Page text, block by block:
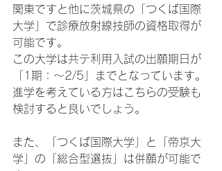
関東ですと他に茨城県の「つくば国際
大学」で診療放射線技師の資格取得が
可能です。
この大学は共テ利用入試の出願期日が
「1期：～2/5」までとなっています。
進学を考えている方はこちらの受験も
検討すると良いでしょう。
また、「つくば国際大学」と「帝京大
学」の「総合型選抜」は併願が可能で